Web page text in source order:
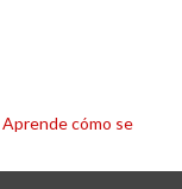
Aprende cómo se